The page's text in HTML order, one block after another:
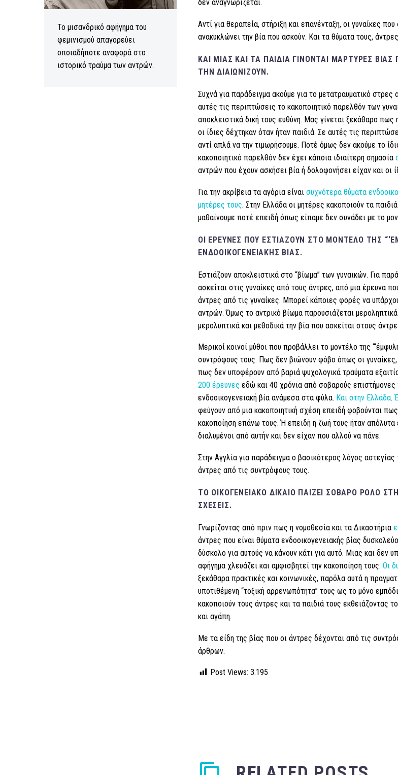
δεν αναγνωρίζεται.
Αντί για θεραπεία, στήριξη και επανένταξη, οι γυναίκες
ανακυκλώνει την βία που ασκούν. Και τα θύματα τους,
ΚΑΙ ΜΙΑΣ ΚΑΙ ΤΑ ΠΑΙΔΙΆ ΓΊΝΟΝΤΑΙ ΜΆΡΤΥΡΕΣ
ΤΗΝ ΔΙΑΙΩΝΊΖΟΥΝ.
Συχνά για παράδειγμα ακούμε για το μετατραυματικό
αυτές τις περιπτώσεις το κακοποιητικό παρελθόν των
αποκλειστικά δική τους ευθύνη. Μας γίνεται ξεκάθαρο
οι ίδιες δέχτηκαν όταν ήταν παιδιά. Σε αυτές τις
αντί απλά να την τιμωρήσουμε. Ποτέ όμως δεν ακούμε το
κακοποιητικό παρελθόν δεν έχει κάποια ιδιαίτερη σημασία
αντρών που έχουν ασκήσει βία ή δολοφονήσει είχαν και οι
Για την ακρίβεια τα αγόρια είναι συχνότερα θύματα
μητέρες τους. Στην Ελλάδα οι μητέρες κακοποιούν τα
μαθαίνουμε ποτέ επειδή όπως είπαμε δεν συνάδει με το
ΟΙ ΈΡΕΥΝΕΣ ΠΟΥ ΕΣΤΙΆΖΟΥΝ ΣΤΟ ΜΟΝΤΈΛΟ ΤΗΣ
ΕΝΔΟΟΙΚΟΓΕΝΕΙΑΚΉΣ ΒΊΑΣ.
Εστιάζουν αποκλειστικά στο “βίωμα” των γυναικών. Για
ασκείται στις γυναίκες από τους άντρες, από μια έρευνα
άντρες από τις γυναίκες. Μπορεί κάποιες φορές να
αντρών. Όμως το αντρικό βίωμα παρουσιάζεται
μερολυπτικά και μεθοδικά την βία που ασκείται στους
Μερικοί κοινοί μύθοι που προβάλλει το μοντέλο της
συντρόφους τους. Πως δεν βιώνουν φόβο όπως οι
πως δεν υποφέρουν από βαριά ψυχολογικά τραύματα
200 έρευνες εδώ και 40 χρόνια από σοβαρούς επιστήμονες
ενδοοικογενειακή βία ανάμεσα στα φύλα. Και στην Ελλάδα.
φεύγουν από μια κακοποιητική σχέση επειδή φοβούνται
κακοποίηση επάνω τους. Ή επειδή η ζωή τους ήταν απόλυτα
διαλυμένοι από αυτήν και δεν είχαν που αλλού να πάνε.
Στην Αγγλία για παράδειγμα ο βασικότερος λόγος
άντρες από τις συντρόφους τους.
ΤΟ ΟΙΚΟΓΕΝΕΙΑΚΌ ΔΊΚΑΙΟ ΠΑΊΖΕΙ ΣΟΒΑΡΌ ΡΌΛΟ
ΣΧΈΣΕΙΣ.
Γνωρίζοντας από πριν πως η νομοθεσία και τα Δικαστήρια
άντρες που είναι θύματα ενδοοικογενειακής βίας
δύσκολο για αυτούς να κάνουν κάτι για αυτό. Μιας και δεν
αφήγημα χλευάζει και αμφισβητεί την κακοποίηση τους. Οι
ξεκάθαρα πρακτικές και κοινωνικές, παρόλα αυτά η
υποτιθέμενη “τοξική αρρενωπότητα” τους ως το μόνο
κακοποιούν τους άντρες και τα παιδιά τους εκθειάζοντας
και αγάπη.
Με τα είδη της βίας που οι άντρες δέχονται από τις
άρθρων.
Post Views: 3.195
Το μισανδρικό αφήγημα του
φεμινισμού απαγορεύει
οποιαδήποτε αναφορά στο
ιστορικό τραύμα των αντρών.